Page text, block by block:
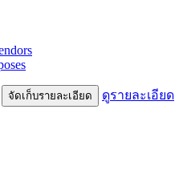
จัดเก็บรายละเอียด ดูรายละเอียด